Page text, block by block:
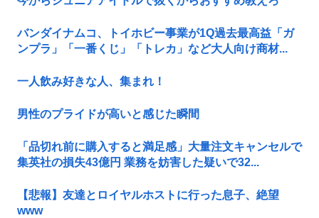
バンダイナムコ、トイホビー事業が1Q過去最高益「ガ
ンプラ」「一番くじ」「トレカ」など大人向け商材...
一人飲み好きな人、集まれ！
男性のプライドが高いと感じた瞬間
「品切れ前に購入すると満足感」大量注文キャンセルで
集英社の損失43億円 業務を妨害した疑いで32...
【悲報】友達とロイヤルホストに行った息子、絶望
www